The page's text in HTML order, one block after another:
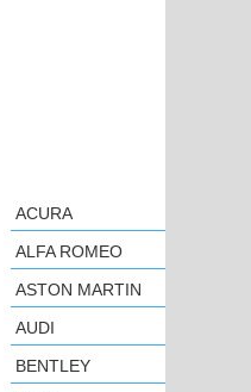
ACURA
ALFA ROMEO
ASTON MARTIN
AUDI
BENTLEY